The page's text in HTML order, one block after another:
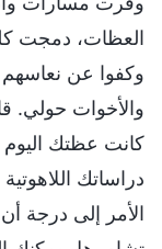
العظات، دمجت
وكفوا عن نعاسهم
والأخوات حولي.
كانت عظتك
دراساتك
الأمر إلى درجة